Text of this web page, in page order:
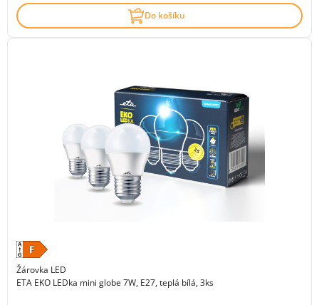
Do košíku
Žárovka LED
ETA EKO LEDka mini globe 7W, E27, teplá bílá, 3ks